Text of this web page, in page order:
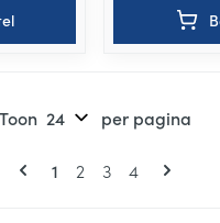
Pagina's
U lees momenteel
1 Pagina
2 Pagina
3 Pagina
4
Toon per pagina